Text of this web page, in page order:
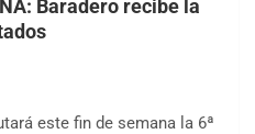
Baradero recibe la
este fin de semana la 6ª